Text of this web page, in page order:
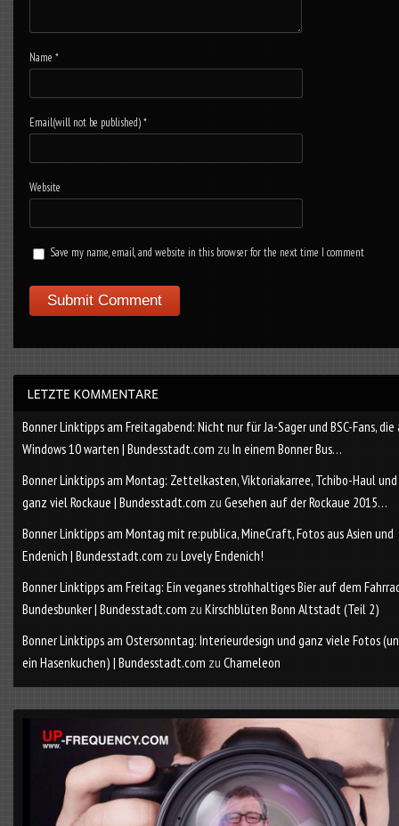
Name*
Email(will not be published)*
Website
Save my name, email, and website in this browser for the next time I comment
Bonner Linktipps am Freitagabend: Nicht nur für Ja-Sager und BSC-Fans,
Windows 10 warten | Bundesstadt.com zu In einem Bonner Bus…
Bonner Linktipps am Montag: Zettelkasten, Viktoriakarree, Tchibo-Haul und
ganz viel Rockaue | Bundesstadt.com zu Gesehen auf der Rockaue 2015…
Bonner Linktipps am Montag mit re:publica, MineCraft, Fotos aus Asien und
Endenich | Bundesstadt.com zu Lovely Endenich!
Bonner Linktipps am Freitag: Ein veganes strohhaltiges Bier auf dem
Bundesbunker | Bundesstadt.com zu Kirschblüten Bonn Altstadt (Teil 2)
Bonner Linktipps am Ostersonntag: Interieurdesign und ganz viele Fotos
ein Hasenkuchen) | Bundesstadt.com zu Chameleon